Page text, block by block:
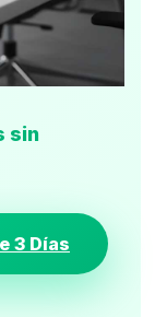
sin
3 Días